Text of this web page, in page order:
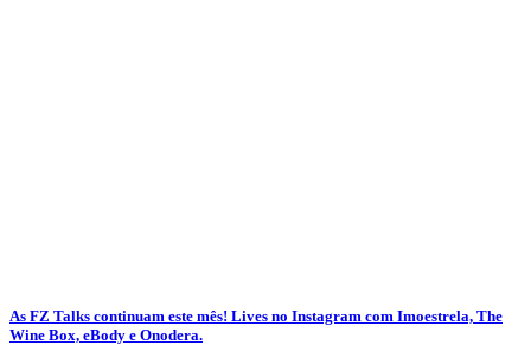
As FZ Talks continuam este mês! Lives no Instagram com Imoestrela, The
Wine Box, eBody e Onodera.